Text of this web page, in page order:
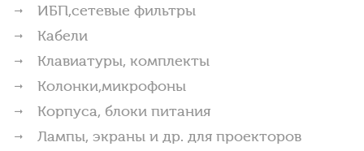
ИБП,сетевые фильтры
Кабели
Клавиатуры, комплекты
Колонки,микрофоны
Корпуса, блоки питания
Лампы, экраны и др. для проекторов